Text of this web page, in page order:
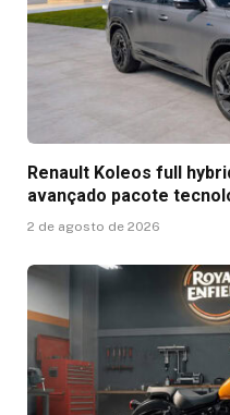
Renault Koleos full
avançado pacote
2 de agosto de 2026